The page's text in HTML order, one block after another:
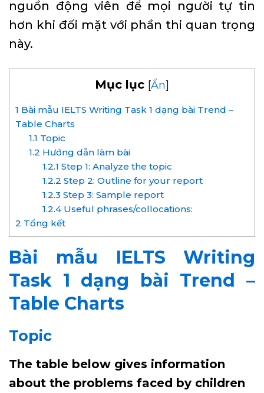
nguồn động viên để mọi người tự tin
hơn khi đối mặt với phần thi quan trọng
này.
Mục lục [Ẩn]
1 Bài mẫu IELTS Writing Task 1 dạng bài Trend –
Table Charts
1.1 Topic
1.2 Hướng dẫn làm bài
1.2.1 Step 1: Analyze the topic
1.2.2 Step 2: Outline for your report
1.2.3 Step 3: Sample report
1.2.4Useful phrases/collocations:
2 Tổng kết
Bài mẫu IELTS Writing
Task 1 dạng bài Trend –
Table Charts
Topic
The table below gives information
about the problems faced by children